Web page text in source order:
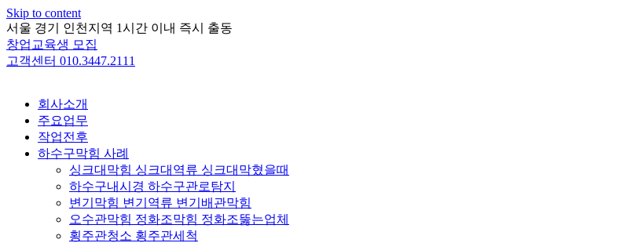
Skip to content
서울 경기 인천지역 1시간 이내 즉시 출동
창업교육생 모집
고객센터 010.3447.2111
회사소개
주요업무
작업전후
하수구막힘 사례
싱크대막힘 싱크대역류 싱크대막혔을때
하수구내시경 하수구관로탐지
변기막힘 변기역류 변기배관막힘
오수관막힘 정화조막힘 정화조뚫는업체
횡주관청소 횡주관세척